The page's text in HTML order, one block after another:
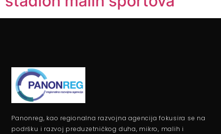
Panonreg, kao regionalna razvojna agencija fokusira se na
podršku i razvoj preduzetničkog duha, mikro, malih i